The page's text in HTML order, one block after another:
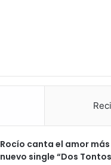
Rocío canta el amor
nuevo single “Dos